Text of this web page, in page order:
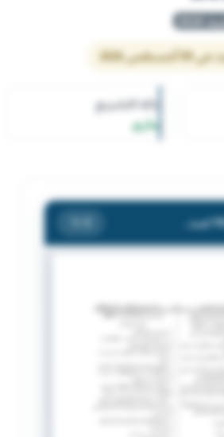
لسنة 2018
2026
حالة التشريع
ساري